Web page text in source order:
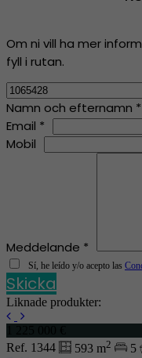
Om ni vill ha mer
fyll i rutan.
Namn och efternamn *
Email *
Mobil
Meddelande *
Sí, he leído y/o acepto las
Skicka
Liknade produkter:
Ref. 1344
593 m2 5